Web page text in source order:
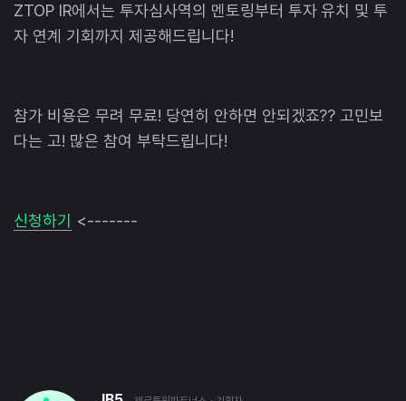
ZTOP IR에서는 투자심사역의 멘토링부터 투자 유치 및 투
자 연계 기회까지 제공해드립니다!
참가 비용은 무려 무료! 당연히 안하면 안되겠죠?? 고민보
다는 고! 많은 참여 부탁드립니다!
신청하기 <-------